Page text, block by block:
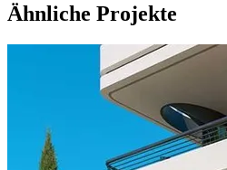
Ähnliche Projekte